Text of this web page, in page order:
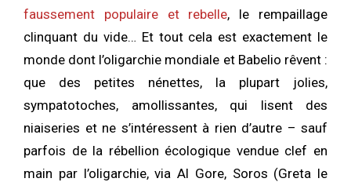
faussement populaire et rebelle, le rempaillage
clinquant du vide… Et tout cela est exactement le
monde dont l’oligarchie mondiale et Babelio rêvent :
que des petites nénettes, la plupart jolies,
sympatotoches, amollissantes, qui lisent des
niaiseries et ne s’intéressent à rien d’autre – sauf
parfois de la rébellion écologique vendue clef en
main par l’oligarchie, via Al Gore, Soros (Greta le